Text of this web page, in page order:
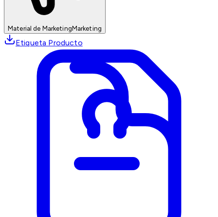
Material de MarketingMarketing
Etiqueta Producto